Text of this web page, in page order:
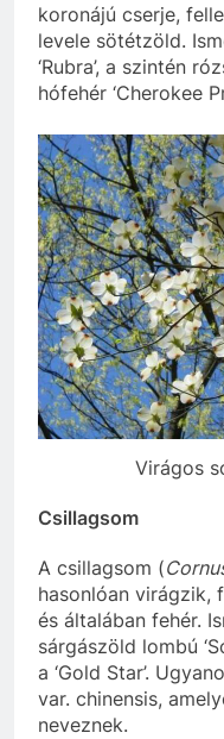
koronájú cserje,
levele sötétzöld.
‘Rubra’, a szintén
hófehér ‘Cherokee
Virágos
Csillagsom
A csillagsom (
hasonlóan virágzik,
és általában fehér.
sárgászöld lombú
a ‘Gold Star’.
var. chinensis,
neveznek.